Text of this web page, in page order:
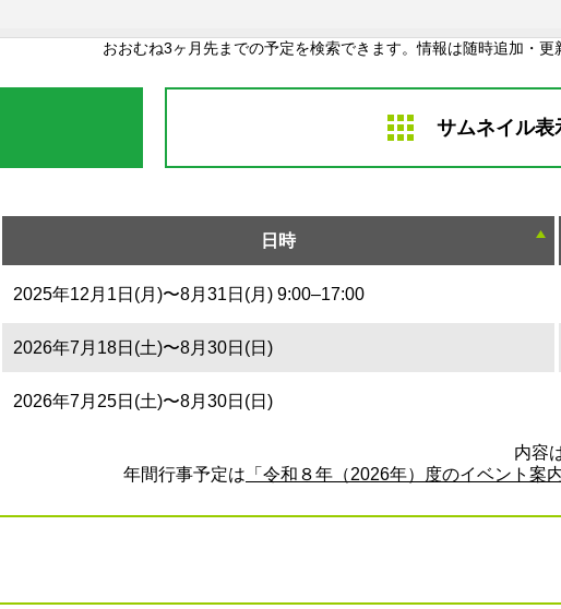
おおむね3ヶ月先までの予定を検索できます。情報は随時追加・
サムネイル表
日時
2025年12月1日(月)〜8月31日(月) 9:00–17:00
2026年7月18日(土)〜8月30日(日)
2026年7月25日(土)〜8月30日(日)
内容
年間行事予定は 「令和８年（2026年）度のイベント案